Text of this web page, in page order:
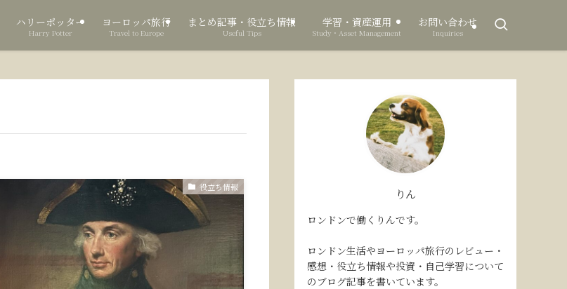
ハリーポッター
Harry Potter
ヨーロッパ旅行
Travel to Europe
まとめ記事・役立ち情報
Useful Tips
学習・資産運用
Study・Asset Management
お問い合わせ
Inquiries
役立ち情報 りん
ロンドンで働くりんです。
ロンドン生活やヨーロッパ旅行のレビュー・
感想・役立ち情報や投資・自己学習について
のブログ記事を書いています。